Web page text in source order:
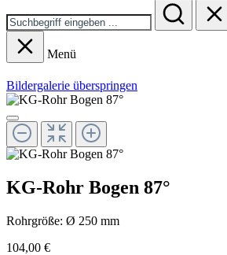
Menü
Bildergalerie überspringen
KG-Rohr Bogen 87°
Rohrgröße: Ø 250 mm
104,00 €